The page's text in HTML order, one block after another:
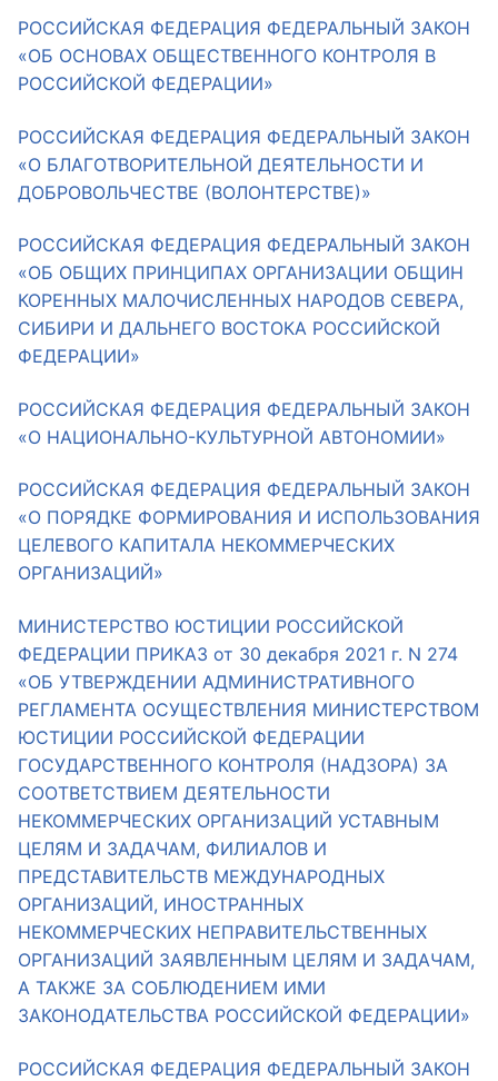
Члены ОП КО
Регламент ОП КО
Кодекс этики ОП КО
Положения
Соглашения
Рекомендации
Аппарат ОП КО
УСТАВ ГКУ “АППАРАТ ОП КО”
Доходы руководителя за 2024 г.
РОССИЙСКАЯ ФЕДЕРАЦИЯ ФЕДЕРАЛЬНЫЙ ЗАКОН
«ОБ ОСНОВАХ ОБЩЕСТВЕННОГО КОНТРОЛЯ В
РОССИЙСКОЙ ФЕДЕРАЦИИ»
РОССИЙСКАЯ ФЕДЕРАЦИЯ ФЕДЕРАЛЬНЫЙ ЗАКОН
«О БЛАГОТВОРИТЕЛЬНОЙ ДЕЯТЕЛЬНОСТИ И
ДОБРОВОЛЬЧЕСТВЕ (ВОЛОНТЕРСТВЕ)»
РОССИЙСКАЯ ФЕДЕРАЦИЯ ФЕДЕРАЛЬНЫЙ ЗАКОН
«ОБ ОБЩИХ ПРИНЦИПАХ ОРГАНИЗАЦИИ ОБЩИН
КОРЕННЫХ МАЛОЧИСЛЕННЫХ НАРОДОВ СЕВЕРА,
СИБИРИ И ДАЛЬНЕГО ВОСТОКА РОССИЙСКОЙ
ФЕДЕРАЦИИ»
РОССИЙСКАЯ ФЕДЕРАЦИЯ ФЕДЕРАЛЬНЫЙ ЗАКОН
«О НАЦИОНАЛЬНО-КУЛЬТУРНОЙ АВТОНОМИИ»
РОССИЙСКАЯ ФЕДЕРАЦИЯ ФЕДЕРАЛЬНЫЙ ЗАКОН
«О ПОРЯДКЕ ФОРМИРОВАНИЯ И ИСПОЛЬЗОВАНИЯ
ЦЕЛЕВОГО КАПИТАЛА НЕКОММЕРЧЕСКИХ
ОРГАНИЗАЦИЙ»
МИНИСТЕРСТВО ЮСТИЦИИ РОССИЙСКОЙ
ФЕДЕРАЦИИ ПРИКАЗ от 30 декабря 2021 г. N 274
«ОБ УТВЕРЖДЕНИИ АДМИНИСТРАТИВНОГО
РЕГЛАМЕНТА ОСУЩЕСТВЛЕНИЯ МИНИСТЕРСТВОМ
ЮСТИЦИИ РОССИЙСКОЙ ФЕДЕРАЦИИ
ГОСУДАРСТВЕННОГО КОНТРОЛЯ (НАДЗОРА) ЗА
СООТВЕТСТВИЕМ ДЕЯТЕЛЬНОСТИ
НЕКОММЕРЧЕСКИХ ОРГАНИЗАЦИЙ УСТАВНЫМ
ЦЕЛЯМ И ЗАДАЧАМ, ФИЛИАЛОВ И
ПРЕДСТАВИТЕЛЬСТВ МЕЖДУНАРОДНЫХ
ОРГАНИЗАЦИЙ, ИНОСТРАННЫХ
НЕКОММЕРЧЕСКИХ НЕПРАВИТЕЛЬСТВЕННЫХ
ОРГАНИЗАЦИЙ ЗАЯВЛЕННЫМ ЦЕЛЯМ И ЗАДАЧАМ,
А ТАКЖЕ ЗА СОБЛЮДЕНИЕМ ИМИ
ЗАКОНОДАТЕЛЬСТВА РОССИЙСКОЙ ФЕДЕРАЦИИ»
РОССИЙСКАЯ ФЕДЕРАЦИЯ ФЕДЕРАЛЬНЫЙ ЗАКОН